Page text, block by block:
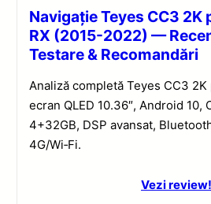
Navigație Teyes CC3 2K
RX (2015-2022) —
Testare & Recomandări
Analiză completă Teyes CC3
ecran QLED 10.36″, Android 10,
4+32GB, DSP avansat,
4G/Wi‑Fi.
Vezi review!